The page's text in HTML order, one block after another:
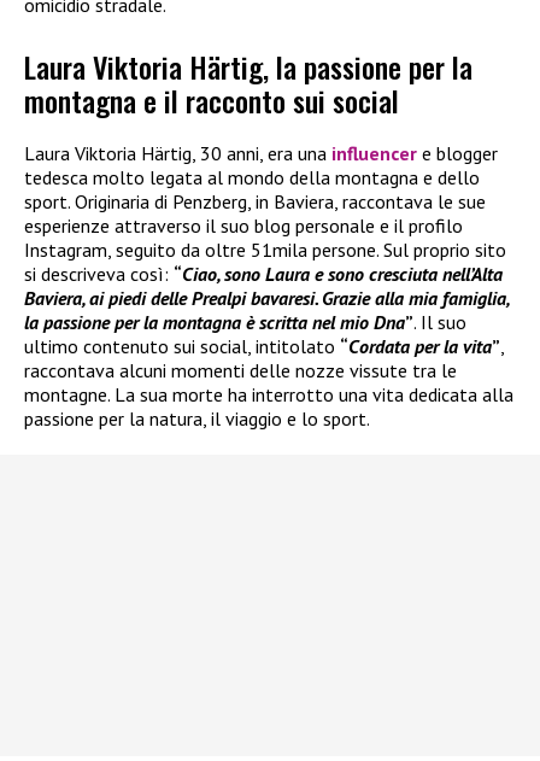
omicidio stradale.
Laura Viktoria Härtig, la passione per la
montagna e il racconto sui social
Laura Viktoria Härtig, 30 anni, era una influencer e blogger
tedesca molto legata al mondo della montagna e dello
sport. Originaria di Penzberg, in Baviera, raccontava le sue
esperienze attraverso il suo blog personale e il profilo
Instagram, seguito da oltre 51mila persone. Sul proprio sito
si descriveva così: “Ciao, sono Laura e sono cresciuta nell’Alta
Baviera, ai piedi delle Prealpi bavaresi. Grazie alla mia famiglia,
la passione per la montagna è scritta nel mio Dna”. Il suo
ultimo contenuto sui social, intitolato “Cordata per la vita”
raccontava alcuni momenti delle nozze vissute tra le
montagne. La sua morte ha interrotto una vita dedicata alla
passione per la natura, il viaggio e lo sport.